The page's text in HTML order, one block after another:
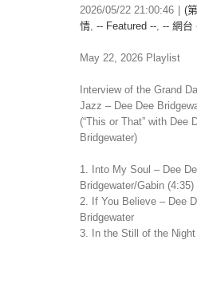
2026/05/22 21:00:46
(
情, -- Featured --, -- 網台
May 22, 2026 Playlist
Interview of the Grand
Jazz – Dee Dee
(“This or That” with Dee
Bridgewater)
1. Into My Soul – Dee
Bridgewater/Gabin (4:35)
2. If You Believe – Dee
Bridgewater
3. In the Still of the